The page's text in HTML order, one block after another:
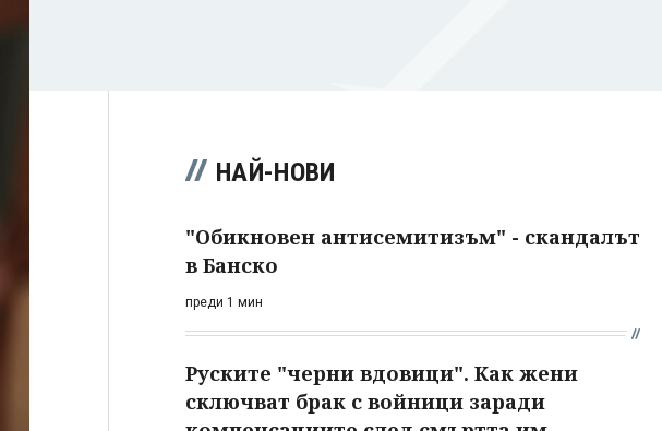
НАЙ-НОВИ
"Обикновен антисемитизъм" - скандалът
в Банско
преди 1 мин
Руските "черни вдовици". Как жени
сключват брак с войници заради